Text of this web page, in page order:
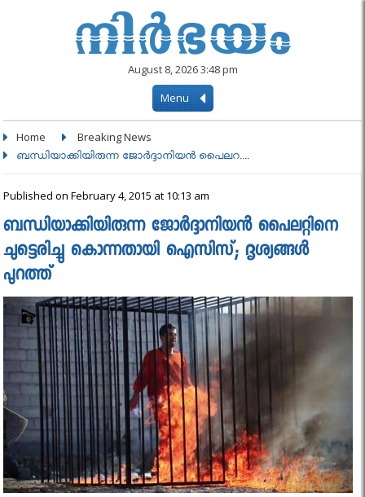
August 8, 2026 3:48 pm
Menu
Home Breaking News
ബന്ധിയാക്കിയിരുന്ന ജോര്‍ദ്ദാനിയന്‍ പൈലറ....
Published on February 4, 2015 at 10:13 am
ബന്ധിയാക്കിയിരുന്ന ജോര്‍ദ്ദാനിയന്‍ പൈലറ്റിനെ
ചുട്ടെരിച്ചു കൊന്നതായി ഐസിസ്; ദൃശ്യങ്ങൾ
പുറത്ത്